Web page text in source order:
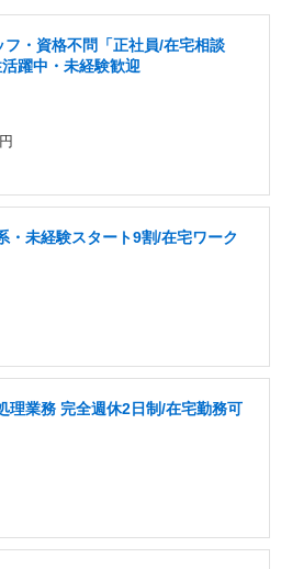
・資格不問「正社員/在宅相談
躍中・未経験歓迎
・未経験スタート9割/在宅ワーク
理業務 完全週休2日制/在宅勤務可